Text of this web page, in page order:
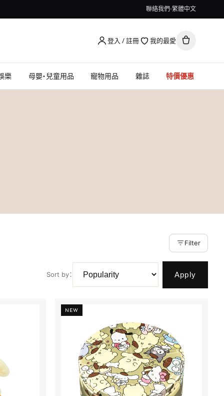
聯絡我們 繁體中文
登入 / 註冊 我的最愛
樂 母嬰・兒童用品 寵物用品 雜誌 特價優惠
Filter
Sort by： Apply
NEW